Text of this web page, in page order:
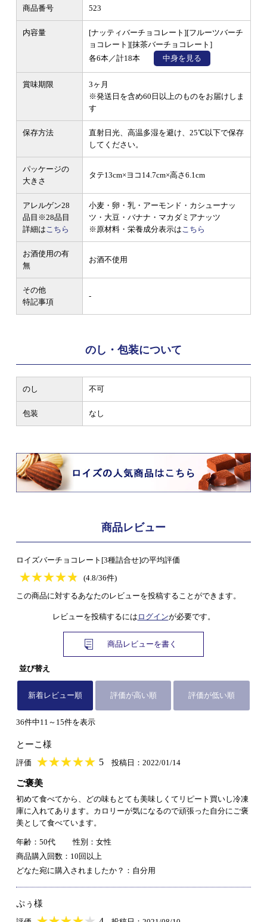
商品番号 523
内容量
[ナッティバーチョコレート][フルーツバーチ
ョコレート][抹茶バーチョコレート]
各6本／計18本
中身を見る
賞味期限
3ヶ月
※発送日を含め60日以上のものをお届けしま
す
保存方法
直射日光、高温多湿を避け、25℃以下で保存
してください。
パッケージの
大きさ
タテ13cm×ヨコ14.7cm×高さ6.1cm
アレルゲン28
品目 ※28品目
詳細は こちら
小麦・卵・乳・アーモンド・カシューナッ
ツ・大豆・バナナ・マカダミアナッツ
※原材料・栄養成分表示は こちら
お酒使用の有
無
お酒不使用
その他
特記事項
-
のし・包装について
のし 不可
包装 なし
商品レビュー
ロイズバーチョコレート[3種詰合せ]の平均評価
★★★★★
★★★★★
(4.8/36件)
この商品に対するあなたのレビューを投稿することができます。
レビューを投稿するには ログインが必要です。
商品レビューを書く
並び替え
新着レビュー順 評価が高い順 評価が低い順
36件中11～15件を表示
とーこ様
評価 ★★★★★
★★★★★ 5 投稿日：2022/01/14
ご褒美
初めて食べてから、どの味もとても美味しくてリピート買いし冷凍
庫に入れてあります。カロリーが気になるので頑張った自分にご褒
美として食べています。
年齢：50代
性別：女性
商品購入回数：10回以上
どなた宛に購入されましたか？：自分用
ぷぅ様